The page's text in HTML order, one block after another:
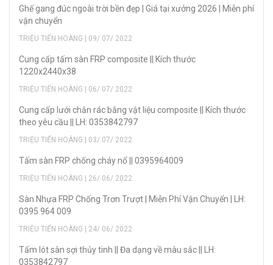
Ghế gang đúc ngoài trời bền đẹp | Giá tại xưởng 2026 | Miễn phí
vận chuyển
TRIỆU TIẾN HOÀNG | 09/ 07/ 2022
Cung cấp tấm sàn FRP composite || Kích thước
1220x2440x38
TRIỆU TIẾN HOÀNG | 06/ 07/ 2022
Cung cấp lưới chắn rác bằng vật liệu composite || Kích thước
theo yêu cầu || LH: 0353842797
TRIỆU TIẾN HOÀNG | 03/ 07/ 2022
Tấm sàn FRP chống cháy nổ || 0395964009
TRIỆU TIẾN HOÀNG | 26/ 06/ 2022
Sàn Nhựa FRP Chống Trơn Trượt | Miễn Phí Vận Chuyển | LH:
0395 964 009
TRIỆU TIẾN HOÀNG | 24/ 06/ 2022
Tấm lót sàn sợi thủy tinh || Đa dạng về màu sắc || LH:
0353842797